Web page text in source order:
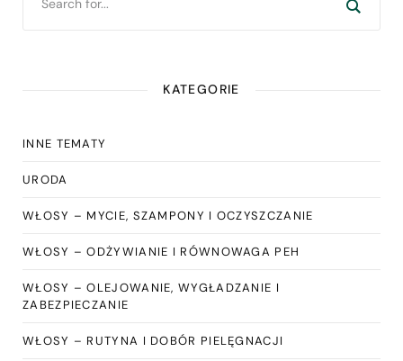
KATEGORIE
INNE TEMATY
URODA
WŁOSY – MYCIE, SZAMPONY I OCZYSZCZANIE
WŁOSY – ODŻYWIANIE I RÓWNOWAGA PEH
WŁOSY – OLEJOWANIE, WYGŁADZANIE I
ZABEZPIECZANIE
WŁOSY – RUTYNA I DOBÓR PIELĘGNACJI